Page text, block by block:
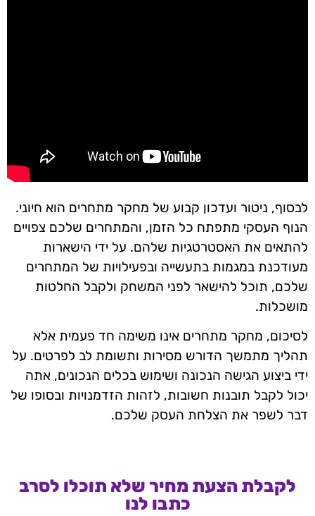
לבסוף, ניטור ועדכון קבוע של מחקר מתחרים הוא חיוני.
הנוף העסקי מתפתח כל הזמן, והמתחרים שלכם צפויים
להתאים את האסטרטגיות שלהם. על ידי הישארות
מעודכנת במגמות בתעשייה ובפעילויות של המתחרים
שלכם, תוכל להישאר לפני המשחק ולקבל החלטות
מושכלות.
לסיכום, מחקר מתחרים אינו משימה חד פעמית אלא
תהליך מתמשך הדורש מסירות ותשומת לב לפרטים. על
ידי ביצוע הגישה הנכונה ושימוש בכלים הנכונים, אתה
יכול לקבל תובנות חשובות, לזהות הזדמנויות ובסופו של
דבר לשפר את הצלחת העסק שלכם.
לקבלת הצעת מחיר שלא תוכלו לסרב
כתבו לנו